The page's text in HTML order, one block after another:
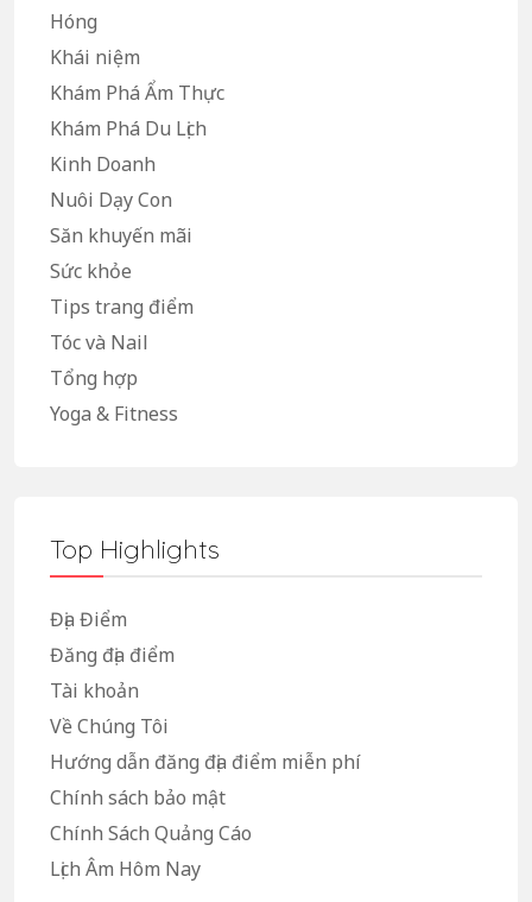
Hóng
Khái niệm
Khám Phá Ẩm Thực
Khám Phá Du Lịch
Kinh Doanh
Nuôi Dạy Con
Săn khuyến mãi
Sức khỏe
Tips trang điểm
Tóc và Nail
Tổng hợp
Yoga & Fitness
Top Highlights
Địa Điểm
Đăng địa điểm
Tài khoản
Về Chúng Tôi
Hướng dẫn đăng địa điểm miễn phí
Chính sách bảo mật
Chính Sách Quảng Cáo
Lịch Âm Hôm Nay